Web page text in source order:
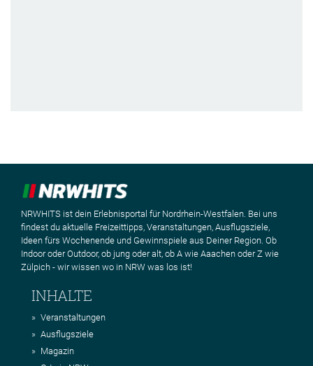
NRWHITS ist dein Erlebnisportal für Nordrhein-Westfalen. Bei uns
findest du aktuelle Freizeittipps, Veranstaltungen, Ausflugsziele,
Ideen fürs Wochenende und Gewinnspiele aus Deiner Region. Ob
Indoor oder Outdoor, ob jung oder alt, ob A wie Aaachen oder Z wie
Zülpich - wir wissen wo in NRW was los ist!
INHALTE
Veranstaltungen
Ausflugsziele
Magazin